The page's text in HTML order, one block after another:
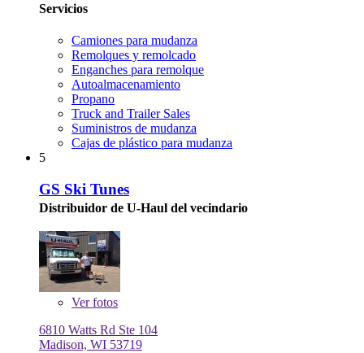
Servicios
Camiones para mudanza
Remolques y remolcado
Enganches para remolque
Autoalmacenamiento
Propano
Truck and Trailer Sales
Suministros de mudanza
Cajas de plástico para mudanza
5
GS Ski Tunes
Distribuidor de U-Haul del vecindario
Verfotos
6810 Watts Rd Ste 104
Madison, WI 53719